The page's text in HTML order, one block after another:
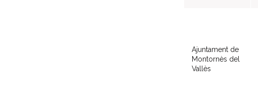
Ajuntament de
Montornès del
Vallès